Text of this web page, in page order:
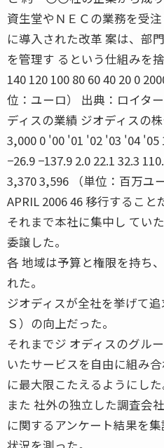
資生堂やＮＥＣの業務を受
に導入された改革 案は、部
を管理す るという仕組みを
140 120 100 80 60 40 20 0
位：ユーロ） 出典：ロイタ
ディスの業績 ジオディスの
3,000 0 '00 '01 '02 '03 '04 '05
−26.9 −137.9 2.0 22.1 32.3
3,370 3,596 （単位：百万ユ
APRIL 2006 46 移行すること
それまで本社に集中し てい
委譲した。
各 地域は予算と権限を持ち
れた。
ジオディスが全社を挙げて
Ｓ）の向上だった。
それまでジ オディスのグル
いたサービスを自由に組み
に最大限こたえるようにした
また 社外の独立した調査会
に関するアンケート結果を